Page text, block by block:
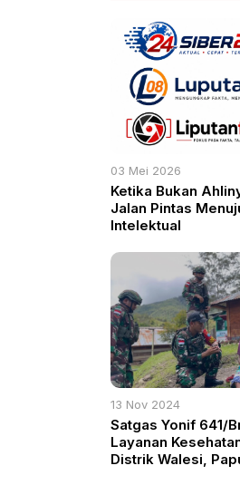
03 Mei 2026
Ketika Bukan
Jalan Pintas
Intelektual
13 Nov 2024
Satgas Yonif 641/
Layanan
Distrik Walesi,